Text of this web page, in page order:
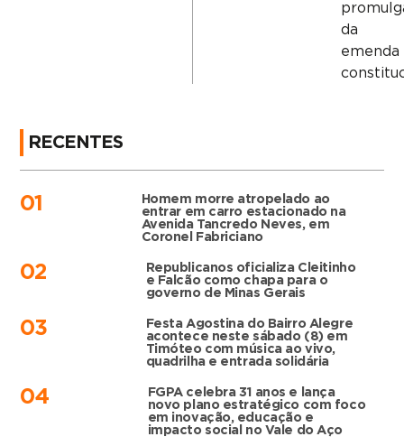
da
emenda
RECENTES
01
Homem morre atropelado ao
entrar em carro estacionado na
Avenida Tancredo Neves, em
Coronel Fabriciano
02
Republicanos oficializa Cleitinho
e Falcão como chapa para o
governo de Minas Gerais
03
Festa Agostina do Bairro Alegre
acontece neste sábado (8) em
Timóteo com música ao vivo,
quadrilha e entrada solidária
04
FGPA celebra 31 anos e lança
novo plano estratégico com foco
em inovação, educação e
impacto social no Vale do Aço